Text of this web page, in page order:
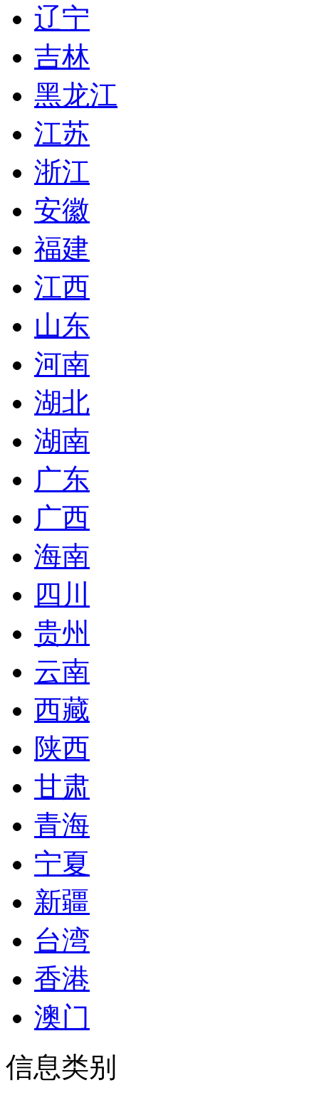
辽宁
吉林
黑龙江
江苏
浙江
安徽
福建
江西
山东
河南
湖北
湖南
广东
广西
海南
四川
贵州
云南
西藏
陕西
甘肃
青海
宁夏
新疆
台湾
香港
澳门
信息类别